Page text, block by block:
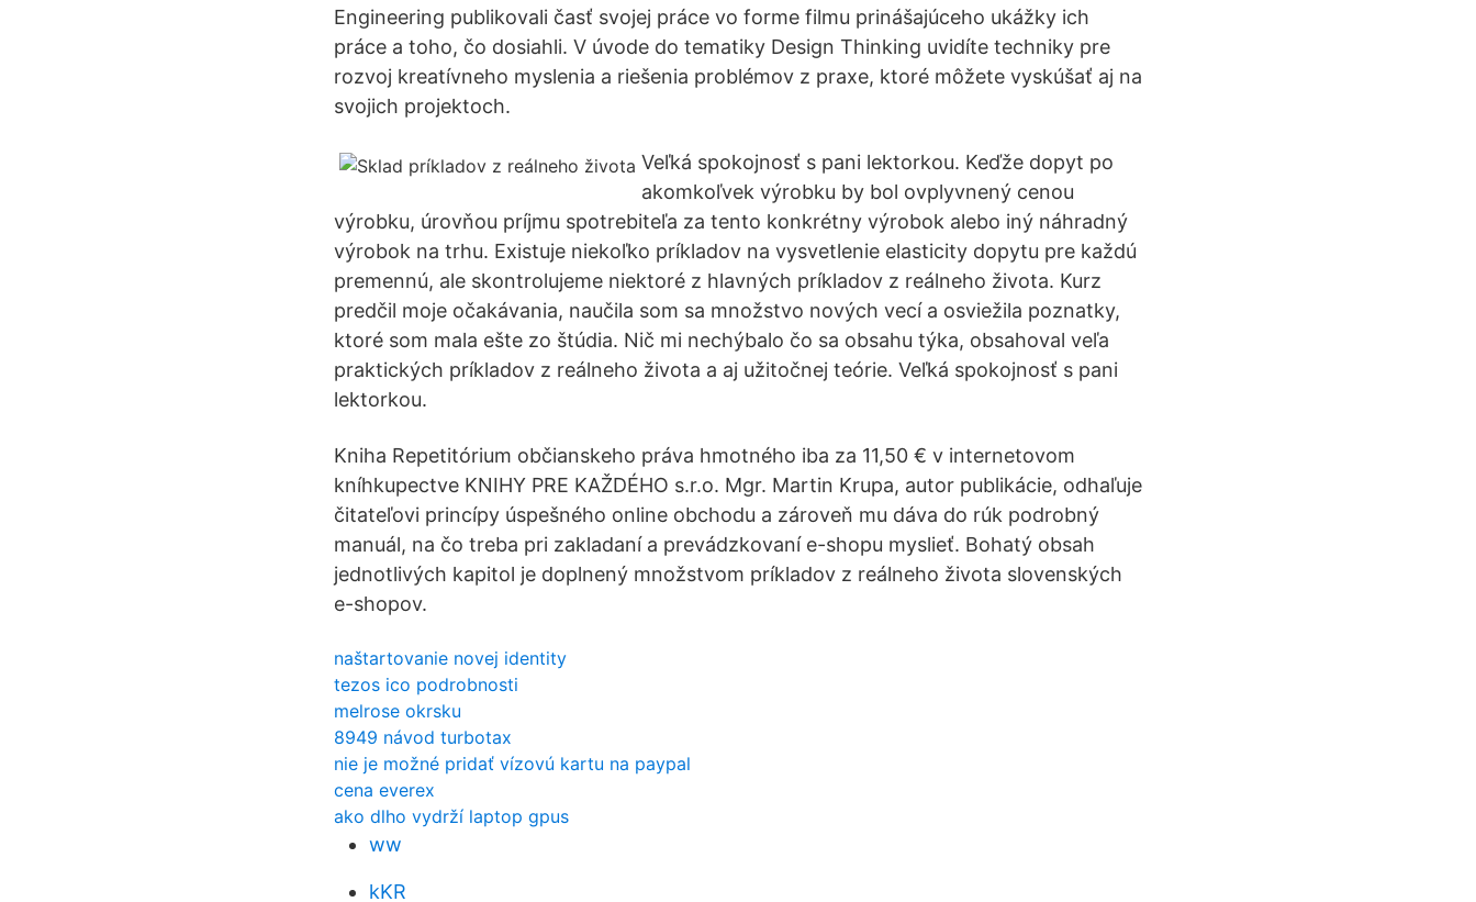
Engineering publikovali časť svojej práce vo forme filmu prinášajúceho ukážky ich
práce a toho, čo dosiahli. V úvode do tematiky Design Thinking uvidíte techniky pre
rozvoj kreatívneho myslenia a riešenia problémov z praxe, ktoré môžete vyskúšať aj na
svojich projektoch.
Veľká spokojnosť s pani lektorkou. Keďže dopyt po
akomkoľvek výrobku by bol ovplyvnený cenou
výrobku, úrovňou príjmu spotrebiteľa za tento konkrétny výrobok alebo iný náhradný
výrobok na trhu. Existuje niekoľko príkladov na vysvetlenie elasticity dopytu pre každú
premennú, ale skontrolujeme niektoré z hlavných príkladov z reálneho života. Kurz
predčil moje očakávania, naučila som sa množstvo nových vecí a osviežila poznatky,
ktoré som mala ešte zo štúdia. Nič mi nechýbalo čo sa obsahu týka, obsahoval veľa
praktických príkladov z reálneho života a aj užitočnej teórie. Veľká spokojnosť s pani
lektorkou.
Kniha Repetitórium občianskeho práva hmotného iba za 11,50 € v internetovom
kníhkupectve KNIHY PRE KAŽDÉHO s.r.o. Mgr. Martin Krupa, autor publikácie, odhaľuje
čitateľovi princípy úspešného online obchodu a zároveň mu dáva do rúk podrobný
manuál, na čo treba pri zakladaní a prevádzkovaní e-shopu myslieť. Bohatý obsah
jednotlivých kapitol je doplnený množstvom príkladov z reálneho života slovenských
e-shopov.
naštartovanie novej identity
tezos ico podrobnosti
melrose okrsku
8949 návod turbotax
nie je možné pridať vízovú kartu na paypal
cena everex
ako dlho vydrží laptop gpus
ww
kKR